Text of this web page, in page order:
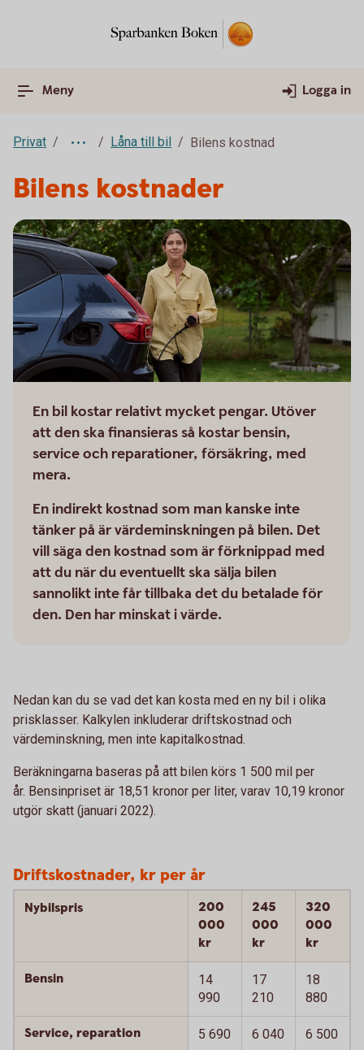
Meny Logga in
Privat Låna till bil Bilens kostnad
Bilens kostnader
En bil kostar relativt mycket pengar. Utöver
att den ska finansieras så kostar bensin,
service och reparationer, försäkring, med
mera.
En indirekt kostnad som man kanske inte
tänker på är värdeminskningen på bilen. Det
vill säga den kostnad som är förknippad med
att du när du eventuellt ska sälja bilen
sannolikt inte får tillbaka det du betalade för
den. Den har minskat i värde.
Nedan kan du se vad det kan kosta med en ny bil i olika
prisklasser. Kalkylen inkluderar driftskostnad och
värdeminskning, men inte kapitalkostnad.
Beräkningarna baseras på att bilen körs 1 500 mil per
år. Bensinpriset är 18,51 kronor per liter, varav 10,19 kronor
utgör skatt (januari 2022).
Driftskostnader, kr per år
Nybilspris
200
000
kr
245
000
kr
320
000
kr
Bensin
14
990
17
210
18
880
Service, reparation 5 690 6 040 6 500